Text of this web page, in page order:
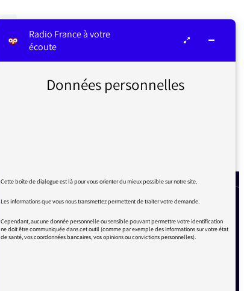
Radio France à votre
écoute
Données personnelles
Cette boîte de dialogue est là pour vous orienter du mieux possible sur notre site.
Les informations que vous nous transmettez permettent de traiter votre demande.
Cependant, aucune donnée personnelle ou sensible pouvant permettre votre identification
ne doit être communiquée dans cet outil (comme par exemple des informations sur votre état
de santé, vos coordonnées bancaires, vos opinions ou convictions personnelles).